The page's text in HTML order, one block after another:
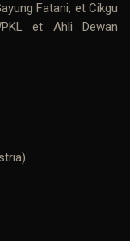
Fatani, etCikgu
et Ahli Dewan